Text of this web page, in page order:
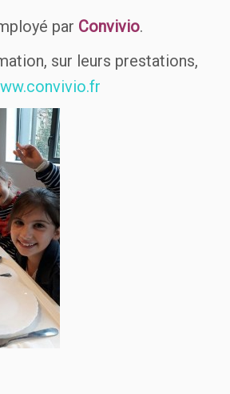
par Convivio.
sur leurs prestations,